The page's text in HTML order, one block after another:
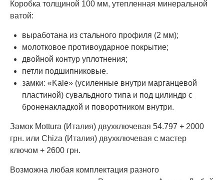
Коробка толщиной 100 мм, утепленная минеральной
ватой:
выработана из стального профиля (2 мм);
молотковое противоударное покрытие;
двойной контур уплотнения;
петли подшипниковые.
замки: «Kale» (усиленные внутри марганцевой
пластиной) сувальдного типа и под цилиндр с
броненакладкой и поворотником внутри.
Замок Mottura (Италия) двухключевая 54.797 + 2000
грн. или Chiza (Италия) двухключевая с мастер
ключом + 2600 грн.
Возможна любая комплектация разного